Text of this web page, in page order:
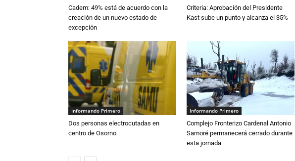
Cadem: 49% está de acuerdo con la
creación de un nuevo estado de
excepción
Criteria: Aprobación del Presidente
Kast sube un punto y alcanza el 35%
Informando Primero
Dos personas electrocutadas en
centro de Osorno
Informando Primero
Complejo Fronterizo Cardenal Antonio
Samoré permanecerá cerrado durante
esta jornada